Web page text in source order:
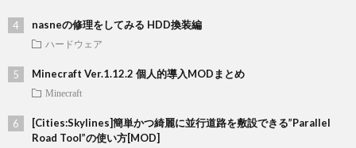
nasneの修理をしてみる HDD換装編
ハードウェア
Minecraft Ver.1.12.2 個人的導入MODまとめ
Minecraft
[Cities:Skylines]簡単かつ綺麗に並行道路を敷設できる”Parallel
Road Tool”の使い方[MOD]